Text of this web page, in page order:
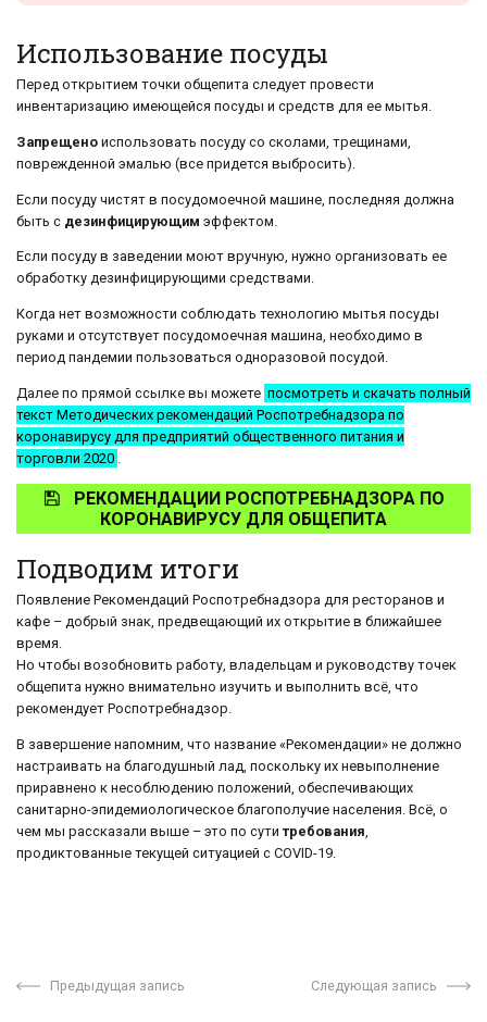
Использование посуды
Перед открытием точки общепита следует провести
инвентаризацию имеющейся посуды и средств для ее мытья.
Запрещено использовать посуду со сколами, трещинами,
поврежденной эмалью (все придется выбросить).
Если посуду чистят в посудомоечной машине, последняя должна
быть с дезинфицирующим эффектом.
Если посуду в заведении моют вручную, нужно организовать ее
обработку дезинфицирующими средствами.
Когда нет возможности соблюдать технологию мытья посуды
руками и отсутствует посудомоечная машина, необходимо в
период пандемии пользоваться одноразовой посудой.
Далее по прямой ссылке вы можете посмотреть и скачать полный
текст Методических рекомендаций Роспотребнадзора по
коронавирусу для предприятий общественного питания и
торговли 2020 .
РЕКОМЕНДАЦИИ РОСПОТРЕБНАДЗОРА ПО
КОРОНАВИРУСУ ДЛЯ ОБЩЕПИТА
Подводим итоги
Появление Рекомендаций Роспотребнадзора для ресторанов и
кафе – добрый знак, предвещающий их открытие в ближайшее
время.
Но чтобы возобновить работу, владельцам и руководству точек
общепита нужно внимательно изучить и выполнить всё, что
рекомендует Роспотребнадзор.
В завершение напомним, что название «Рекомендации» не должно
настраивать на благодушный лад, поскольку их невыполнение
приравнено к несоблюдению положений, обеспечивающих
санитарно-эпидемиологическое благополучие населения. Всё, о
чем мы рассказали выше – это по сутитребования
продиктованные текущей ситуацией с COVID-19.
Предыдущая запись Следующая запись